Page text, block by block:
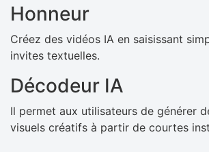
Honneur
Créez des vidéos IA en saisissant
invites textuelles.
Décodeur IA
Il permet aux utilisateurs de générer
visuels créatifs à partir de courtes